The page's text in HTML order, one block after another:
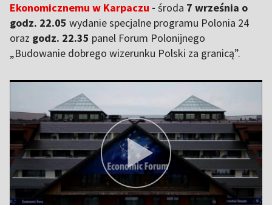
Ekonomicznemu w Karpaczu - środa 7 września o
godz. 22.05 wydanie specjalne programu Polonia 24
oraz godz. 22.35 panel Forum Polonijnego
„Budowanie dobrego wizerunku Polski za granicą”.